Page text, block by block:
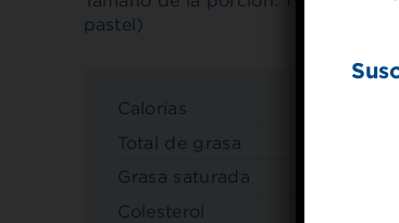
pastel)
Calorías
Total de grasa
Grasa saturada
Colesterol